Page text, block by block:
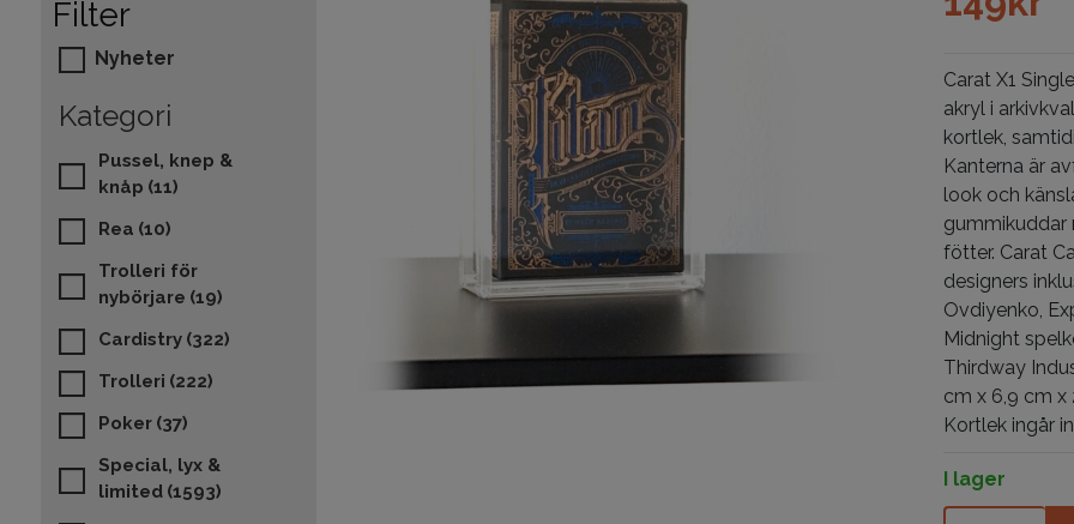
Filter
Nyheter
Kategori
Pussel, knep &
knåp (11)
Rea (10)
Trolleri för
nybörjare (19)
Cardistry (322)
Trolleri (222)
Poker (37)
Special, lyx &
limited (1593)
Carat X1
akryl i
kortlek,
Kanterna är
look och
gummikuddar
fötter. Carat
designers
Ovdiyenko,
Midnight
Thirdway
cm x 6,9 cm x
Kortlek ingår
I lager